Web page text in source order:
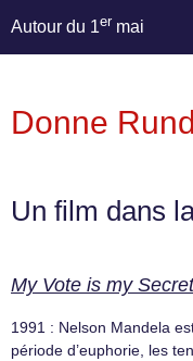
Autour du 1er mai
Donne
Un film dans
My Vote is my Secret
1991 : Nelson Mandela
période d’euphorie, les